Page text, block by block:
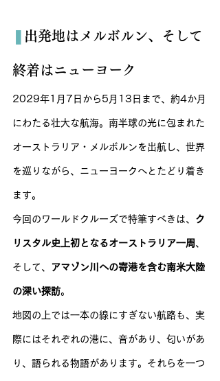
出発地はメルボルン、そして
終着はニューヨーク
2029年1月7日から5月13日まで、約4か月
にわたる壮大な航海。南半球の光に包まれた
オーストラリア・メルボルンを出航し、世界
を巡りながら、ニューヨークへとたどり着き
ます。
今回のワールドクルーズで特筆すべきは、 ク
リスタル史上初となるオーストラリア一周
そして、 アマゾン川への寄港を含む南米大陸
の深い探訪。
地図の上では一本の線にすぎない航路も、実
際にはそれぞれの港に、音があり、匂いがあ
り、語られる物語があります。それらを一つ